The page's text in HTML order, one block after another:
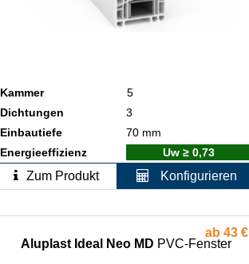
Kammer
5
Dichtungen
3
Einbautiefe
70 mm
Energieeffizienz
Uw ≥ 0,73
Zum Produkt Konfigurieren
ab 43 €
Aluplast Ideal Neo MD PVC-Fenster